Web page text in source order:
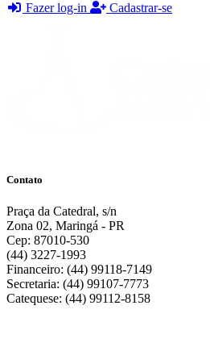
Fazer log-in
Cadastrar-se
Contato
Praça da Catedral, s/n
Zona 02, Maringá - PR
Cep: 87010-530
(44) 3227-1993
Financeiro: (44) 99118-7149
Secretaria: (44) 99107-7773
Catequese: (44) 99112-8158